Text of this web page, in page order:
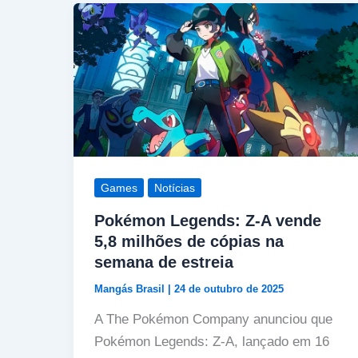
Games Notícias
Pokémon Legends: Z-A vende
5,8 milhões de cópias na
semana de estreia
Mangás Brasil | 24 de outubro de 2025
A The Pokémon Company anunciou que
Pokémon Legends: Z-A, lançado em 16